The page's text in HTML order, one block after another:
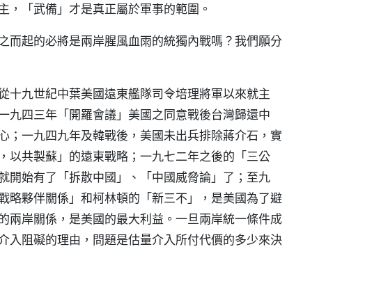
，「武備」才是真正屬於軍事的範圍。
而起的必將是兩岸腥風血雨的統獨內戰嗎？我們願分
十九世紀中葉美國遠東艦隊司令培理將軍以來就主
九四三年「開羅會議」美國之同意戰後台灣歸還中
；一九四九年及韓戰後，美國未出兵排除蔣介石，實
以共製蘇」的遠東戰略；一九七二年之後的「三公
開始有了「拆散中國」、「中國威脅論」了；至九
略夥伴關係」和柯林頓的「新三不」，是美國為了避
兩岸關係，是美國的最大利益。一旦兩岸統一條件成
入阻礙的理由，問題是估量介入所付代價的多少來決